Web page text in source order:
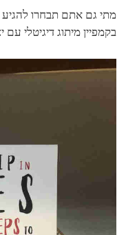
מתי גם אתם תבחרו להגיע
בקמפיין מיתוג דיגיטלי עם